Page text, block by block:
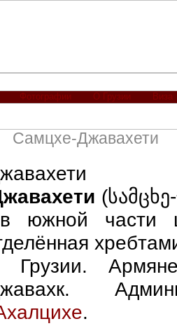
Фотографии О Грузии Виза
Самцхе-Джавахети
южной части
Грузии.
.